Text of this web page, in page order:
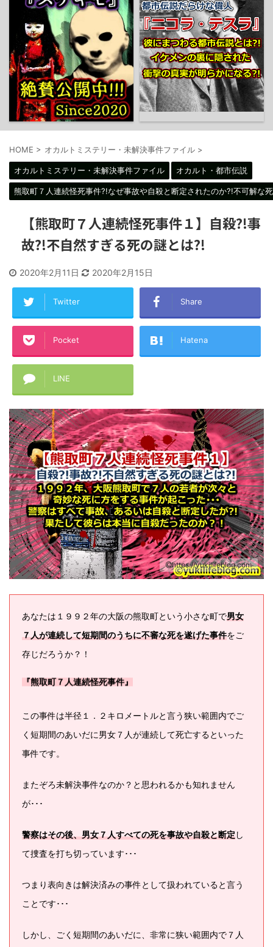
HOME > オカルトミステリー・未解決事件ファイル >
オカルトミステリー・未解決事件ファイル オカルト・都市伝説
熊取町７人連続怪死事件?!なぜ事故や自殺と断定されたのか?!不可解な
【熊取町７人連続怪死事件１】自殺?!事
故?!不自然すぎる死の謎とは?!
2020年2月11日 2020年2月15日
Twitter Share
Pocket Hatena
LINE
https://yukilifeblog.com
あなたは１９９２年の大阪の熊取町という小さな町で男女
７人が連続して短期間のうちに不審な死を遂げた事件をご
存じだろうか？！
『熊取町７人連続怪死事件』
この事件は半径１．２キロメートルと言う狭い範囲内でご
く短期間のあいだに男女７人が連続して死亡するといった
事件です。
またぞろ未解決事件なのか？と思われるかも知れません
が･･･
警察はその後、男女７人すべての死を事故や自殺と断定し
て捜査を打ち切っています･･･
つまり表向きは解決済みの事件として扱われていると言う
ことです･･･
しかし、ごく短期間のあいだに、非常に狭い範囲内で７人